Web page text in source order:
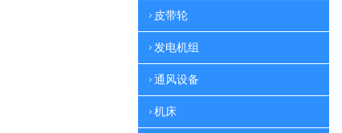
皮带轮
发电机组
通风设备
机床